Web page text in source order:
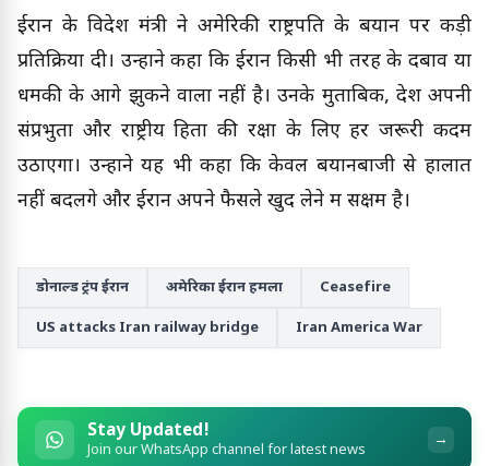
ईरान के विदेश मंत्री ने अमेरिकी राष्ट्रपति के बयान पर कड़ी
प्रतिक्रिया दी। उन्होंने कहा कि ईरान किसी भी तरह के दबाव या
धमकी के आगे झुकने वाला नहीं है। उनके मुताबिक, देश अपनी
संप्रभुता और राष्ट्रीय हितों की रक्षा के लिए हर जरूरी कदम
उठाएगा। उन्होंने यह भी कहा कि केवल बयानबाजी से हालात
नहीं बदलेंगे और ईरान अपने फैसले खुद लेने में सक्षम है।
डोनाल्ड ट्रंप ईरान अमेरिका ईरान हमला Ceasefire
US attacks Iran railway bridge Iran America War
Stay Updated!
Join our WhatsApp channel for latest news →